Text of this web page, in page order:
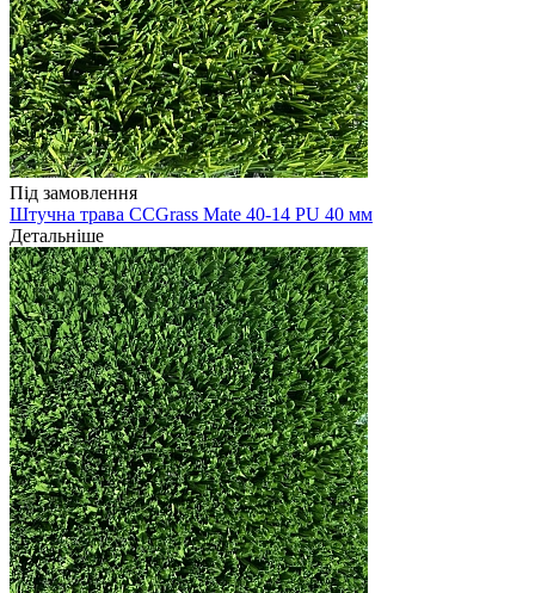
Під замовлення
Штучна трава CCGrass Mate 40-14 PU 40 мм
Детальніше